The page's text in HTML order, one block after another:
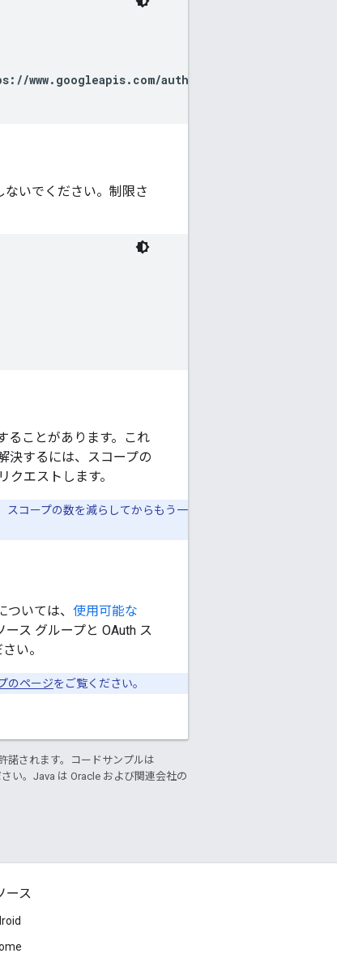
www.googleapis.com/auth/userinfo.email
ないでください。制限さ
ることがあります。これ
決するには、スコープの
クエストします。
スコープの数を減らしてからもう一
いては、 使用可能な
ス グループと OAuth ス
い。
のページをご覧ください。
諾されます。コードサンプルは
い。Java は Oracle および関連会社の
ース